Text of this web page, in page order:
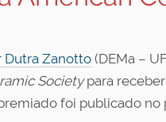
Dutra Zanotto (DEMa –
Societypara
foi publicado